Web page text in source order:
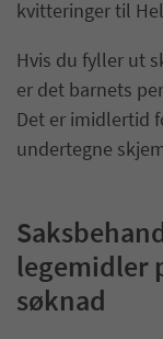
kvitteringer til
Hvis du fyller ut
er det barnets
Det er imidlertid
undertegne
legemidler
søknad